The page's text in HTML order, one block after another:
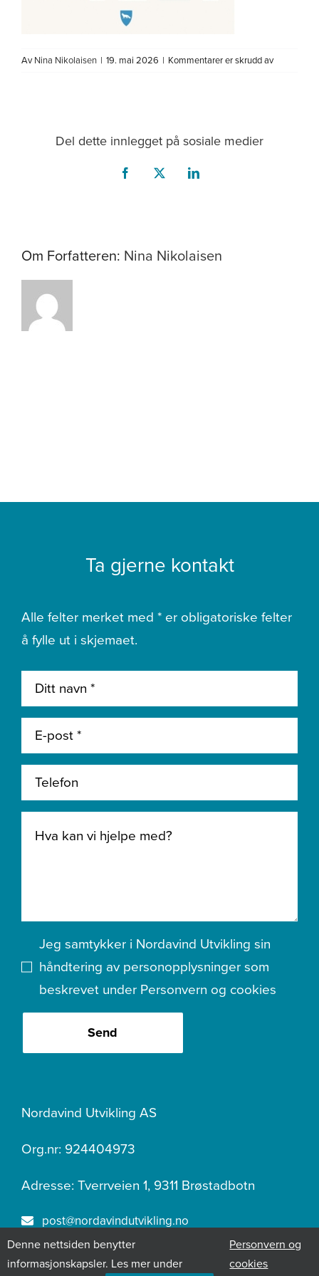
AvNina Nikolaisen | 19. mai 2026 | Kommentarer er skrudd avfor
Del dette innlegget på sosiale medier
Facebook
X LinkedIn
Om Forfatteren: Nina Nikolaisen
Ta gjerne kontakt
Alle felter merket med * er obligatoriske felter
å fylle ut i skjemaet.
Jeg samtykker i Nordavind Utvikling sin
håndtering av personopplysninger som
beskrevet under Personvern og cookies
Send
Nordavind Utvikling AS
Org.nr: 924404973
Adresse: Tverrveien 1, 9311 Brøstadbotn
post@nordavindutvikling.no
400 07 219
Denne nettsiden benytter
informasjonskapsler. Les mer under
Personvern og
cookies